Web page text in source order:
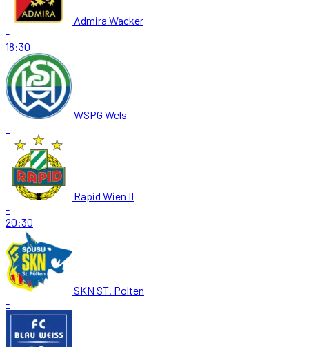
Admira Wacker
-
18:30
WSPG Wels
-
Rapid Wien II
-
20:30
SKN ST. Polten
-